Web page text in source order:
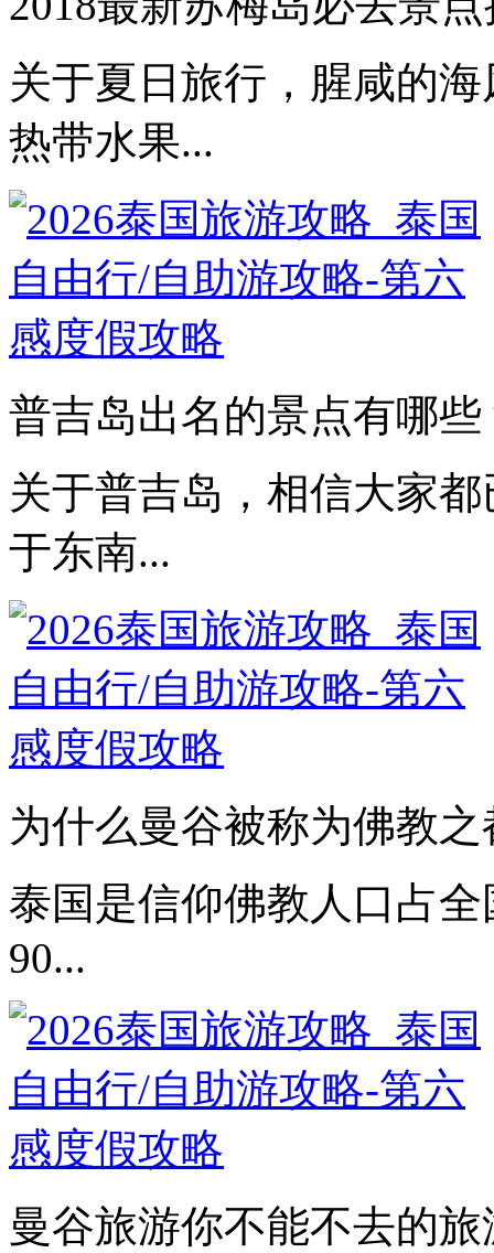
关于夏日旅行，腥咸的
热带水果...
普吉岛出名的景点有哪
关于普吉岛，相信大家
于东南...
为什么曼谷被称为佛教
泰国是信仰佛教人口占
90...
曼谷旅游你不能不去的